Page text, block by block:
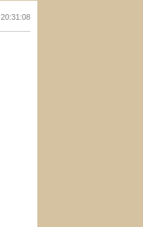
20:31:09